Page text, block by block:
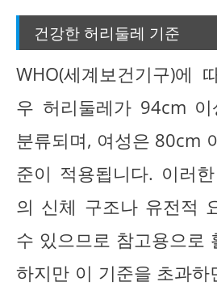
건강한 허리둘레 기준
WHO(세계보건기구)에
우 허리둘레가 94cm 이
분류되며, 여성은 80cm
준이 적용됩니다. 이러
의 신체 구조나 유전적
수 있으므로 참고용으로
하지만 이 기준을 초과하